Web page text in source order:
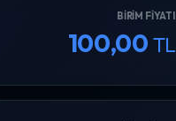
BIRIM FIYATI
100,00 TL